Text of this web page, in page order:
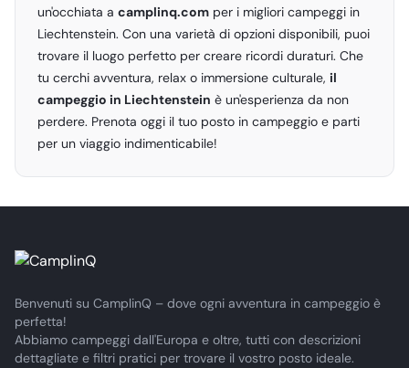
un'occhiata a camplinq.com per i migliori campeggi in
Liechtenstein. Con una varietà di opzioni disponibili, puoi
trovare il luogo perfetto per creare ricordi duraturi. Che
tu cerchi avventura, relax o immersione culturale, il
campeggio in Liechtenstein è un'esperienza da non
perdere. Prenota oggi il tuo posto in campeggio e parti
per un viaggio indimenticabile!
Benvenuti su CamplinQ – dove ogni avventura in campeggio è
perfetta!
Abbiamo campeggi dall'Europa e oltre, tutti con descrizioni
dettagliate e filtri pratici per trovare il vostro posto ideale.